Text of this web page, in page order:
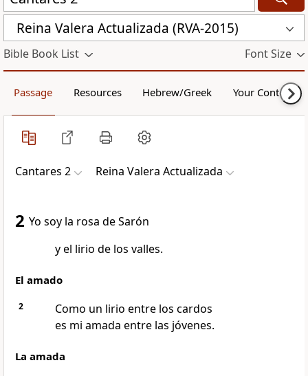
Reina Valera Actualizada (RVA-2015)
Bible Book List Font Size
Passage Resources Hebrew/Greek Your Content
Cantares 2 Reina Valera Actualizada
2 Yo soy la rosa de Sarón
y el lirio de los valles.
El amado
2
Como un lirio entre los cardos
es mi amada entre las jóvenes.
La amada